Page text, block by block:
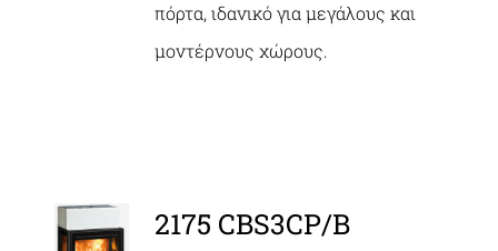
πόρτα, ιδανικό για μεγάλους και
μοντέρνους χώρους.
2175 CBS3CP/B